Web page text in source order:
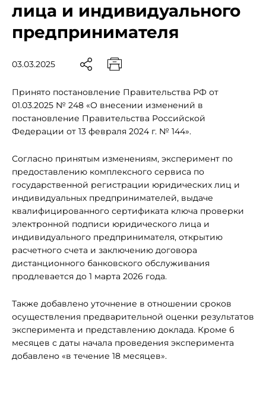
лица и индивидуального
предпринимателя
03.03.2025
Принято постановление Правительства РФ от
01.03.2025 № 248 «О внесении изменений в
постановление Правительства Российской
Федерации от 13 февраля 2024 г. № 144».
Согласно принятым изменениям, эксперимент по
предоставлению комплексного сервиса по
государственной регистрации юридических лиц и
индивидуальных предпринимателей, выдаче
квалифицированного сертификата ключа проверки
электронной подписи юридического лица и
индивидуального предпринимателя, открытию
расчетного счета и заключению договора
дистанционного банковского обслуживания
продлевается до 1 марта 2026 года.
Также добавлено уточнение в отношении сроков
осуществления предварительной оценки результатов
эксперимента и представлению доклада. Кроме 6
месяцев с даты начала проведения эксперимента
добавлено «в течение 18 месяцев».